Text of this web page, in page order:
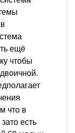
ещё
чтобы
что в
есть